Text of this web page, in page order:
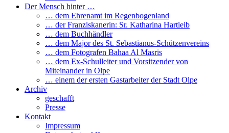
Der Mensch hinter …
… dem Ehrenamt im Regenbogenland
… der Franziskanerin: Sr. Katharina Hartleib
… dem Buchhändler
… dem Major des St. Sebastianus-Schützenvereins
… dem Fotografen Bahaa Al Masris
… dem Ex-Schulleiter und Vorsitzender von
Miteinander in Olpe
… einem der ersten Gastarbeiter der Stadt Olpe
Archiv
geschafft
Presse
Kontakt
Impressum